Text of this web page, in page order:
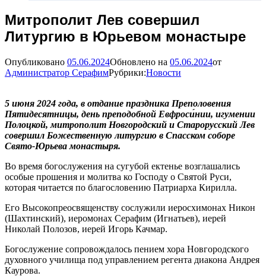
Митрополит Лев совершил
Литургию в Юрьевом монастыре
Опубликовано 05.06.2024Обновлено на 05.06.2024от
Администратор СерафимРубрики:Новости
5 июня 2024 года, в отдание праздника Преполовения
Пятидесятницы, день преподобной Евфроси́нии, игумении
Полоцкой, митрополит Новгородский и Старорусский Лев
совершил Божественную литургию в Спасском соборе
Свято-Юрьева монастыря.
Во время богослужения на сугубой ектенье возглашались
особые прошения и молитва ко Господу о Святой Руси,
которая читается по благословению Патриарха Кирилла.
Его Высокопреосвященству сослужили иеросхимонах Никон
(Шахтинский), иеромонах Серафим (Игнатьев), иерей
Николай Полозов, иерей Игорь Качмар.
Богослужение сопровождалось пением хора Новгородского
духовного училища под управлением регента диакона Андрея
Каурова.